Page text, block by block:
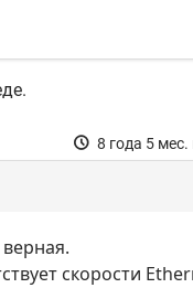
8 года 5 мес.
скорости